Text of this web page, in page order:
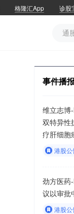
格隆汇App 诊股
通
事件播
维立志
双特异性
疗肝细胞
港股
劲方医药
议以审批
港股